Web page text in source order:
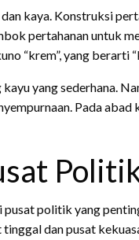
kaya. Konstruksi
pertahanan untuk
“krem”, yang berarti
yang sederhana.
Pada
politik yang
dan pusat